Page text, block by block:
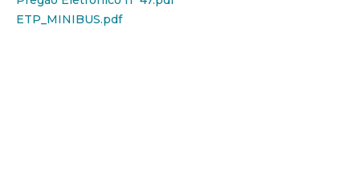
ETP_MINIBUS.pdf